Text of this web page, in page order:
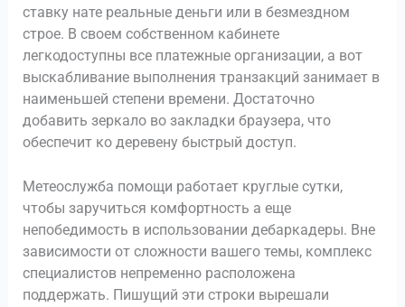
ставку нате реальные деньги или в безмездном
строе. В своем собственном кабинете
легкодоступны все платежные организации, а вот
выскабливание выполнения транзакций занимает в
наименьшей степени времени. Достаточно
добавить зеркало во закладки браузера, что
обеспечит ко деревену быстрый доступ.
Метеослужба помощи работает круглые сутки,
чтобы заручиться комфортность а еще
непобедимость в использовании дебаркадеры. Вне
зависимости от сложности вашего темы, комплекс
специалистов непременно расположена
поддержать. Пишущий эти строки вырешали